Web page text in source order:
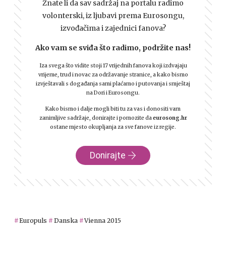
Znate li da sav sadržaj na portalu radimo
volonterski, iz ljubavi prema Eurosongu,
izvođačima i zajednici fanova?
Ako vam se sviđa što radimo, podržite nas!
Iza svega što vidite stoji 17 vrijednih fanova koji izdvajaju
vrijeme, trud i novac za održavanje stranice, a kako bismo
izvještavali s događanja sami plaćamo i putovanja i smještaj
na Dori i Eurosongu.
Kako bismo i dalje mogli biti tu za vas i donositi vam
zanimljive sadržaje, donirajte i pomozite daeurosong.hr
ostane mjesto okupljanja za sve fanove iz regije.
Donirajte
Europuls Danska Vienna 2015